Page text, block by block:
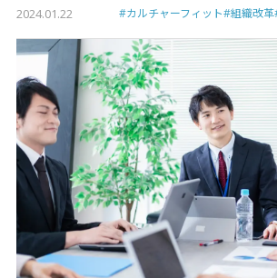
2024.01.22 #カルチャーフィット#組織改革